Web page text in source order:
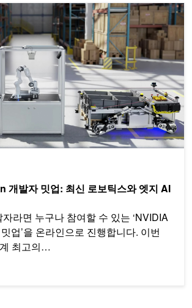
개발자 밋업: 최신 로보틱스와 엣지 AI
라면 누구나 참여할 수 있는 ‘NVIDIA
업’을 온라인으로 진행합니다. 이번
최고의…
자 밋업: 최신 로보틱스와 엣지 AI 혁신